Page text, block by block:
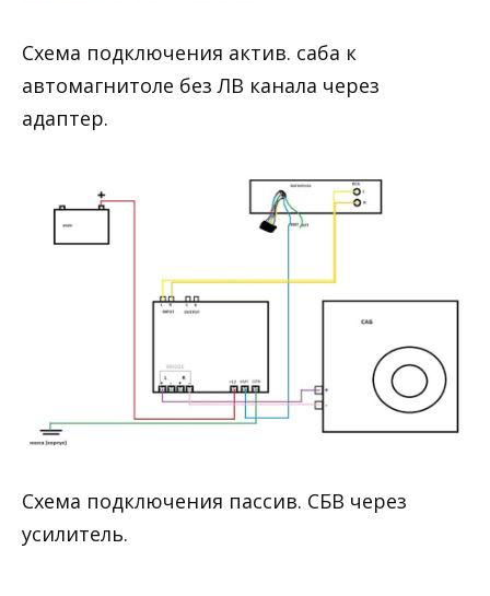
Схема подключения актив. саба к
автомагнитоле без ЛВ канала через
адаптер.
Схема подключения пассив. СБВ через
усилитель.